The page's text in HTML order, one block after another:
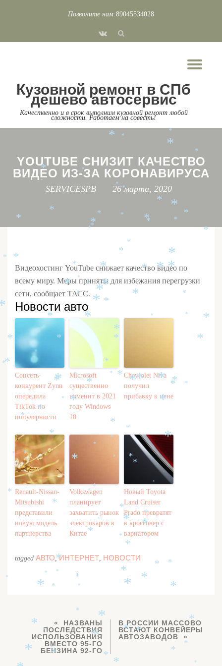
Позвоните нам:89045534028
fa-
Кузовной ремонт в СПб
дешево автосервис
Качественно и в срок выполним кузовной ремонт любой
сложности. Работаем на совесть!
YOUTUBE СНИЗИТ КАЧЕСТВО
ВИДЕО ИЗ-ЗА КОРОНАВИРУСА
SERVICESPB 26 марта, 2020
Видеохостинг YouTube снижает качество видео по
всему миру. Меры приняты для избежания перегрузки
сети, сообщает ТАСС.
Новости авто
Соцсеть-
конкурент Zynn
опередила
TikTok по
популярности
Microsoft
существенно
изменит в 2021
году Windows
10
Chevrolet Niva
получил
прибавку к цене
Renault-Nissan-
Mitsubishi
представили
новую модель
партнерства
Volkswagen
планирует
захватить рынок
электрокаров в
Китае
Новый Toyota
Land Cruiser
Prado превратят
в кроссовер с
вариатором
tagged АВТО,ИНТЕРНЕТ, НОВОСТИ
НАЗВАНЫ
ПОСЛЕДСТВИЯ
ИСПОЛЬЗОВАНИЯ
ВМЕСТО 95-ГО
БЕНЗИНА 92-ГО
В РОССИИ МАССОВО
ВСТАЮТ КОНВЕЙЕРЫ
АВТОЗАВОДОВ
*
*
*
*
*
*
*
*
*
*
*
*
*
* *
*
*
*
*
*
*
*
*
*
*
*
* *
*
*
*
* *
*
*
*
*
*
*
*
*
*
*
*
*
*
*
*
*
*
*
*
*
*
*
*
*
*
*
*
*
*
*
*
*
*
*
*
*
*
*
*
*
*
*
*
*
*
*
*
*
*
*
*
*
*
*
*
*
*
*
*
*
*
*
*
*
*
*
*
*
*
*
*
*
*
*
*
*
* *
*
*
*
*
*
*
*
*
*
*
*
*
*
*
*
*
*
*
*
*
*
*
*
*
*
*
*
*
*
*
*
*
*